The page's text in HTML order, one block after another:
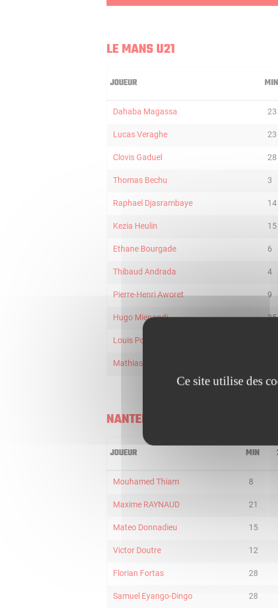
LE MANS U21
JOUEUR MIN
Dahaba Magassa 23
Lucas Veraghe 23
Clovis Gaduel 28
Thomas Bechu 3
Raphael Djasrambaye 14
Kezia Heulin 15
Ethane Bourgade 6
Thibaud Andrada 4
Pierre-Henri Aworet 9
Hugo Mienandi 35
Louis Poullouaec-Gonidec
Mathias Van Den Beemt
NANTERRE U21
JOUEUR MIN
Mouhamed Thiam 8
Maxime RAYNAUD 21
Mateo Donnadieu 15
Victor Doutre 12
Florian Fortas 28
Samuel Eyango-Dingo 28
Ce site utilise des